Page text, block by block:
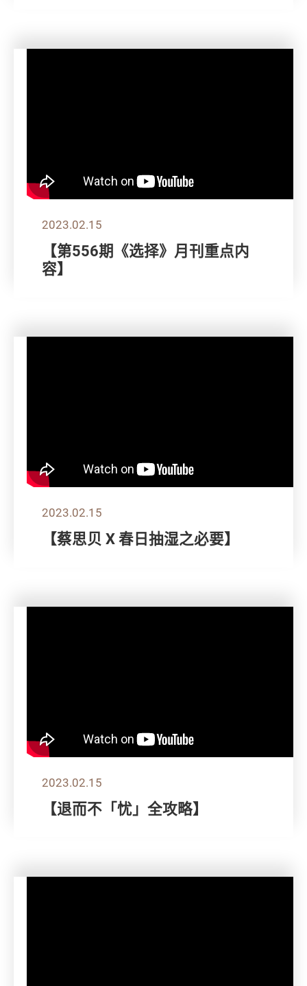
2023.02.15
【第556期《选择》月刊重点内
容】
2023.02.15
【蔡思贝 X 春日抽湿之必要】
2023.02.15
【退而不「忧」全攻略】